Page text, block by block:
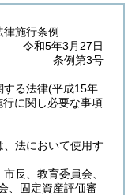
施行条例
令和5年3月27日
条例第3号
する法律(平成15年
行に関し必要な事項
法において使用す
長、教育委員会、
、固定資産評価審